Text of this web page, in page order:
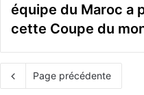
équipe du Maroc a
cette Coupe du
Page précédente